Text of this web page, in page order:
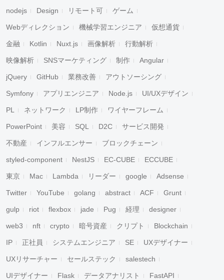
nodejs Design リモート可 ゲーム
Webディレクション 機械学習エンジニア 仮想通貨
金融 Kotlin Nuxt.js 画像解析 行動解析
映像解析 SNSマーケティング 制作 Angular
jQuery GitHub 業務改善 アウトソーシング
Symfony アプリエンジニア Node.js UI/UXデザイン
PL ネットワーク LP制作 ワイヤーフレーム
PowerPoint 美容 SQL D2C サービス開発
不動産 インフルエンサー ブロックチェーン
styled-component NestJS EC-CUBE ECCUBE
東京 Mac Lambda リーダー google Adsense
Twitter YouTube golang abstract ACF Grunt
gulp riot flexbox jade Pug 経理 designer
web3 nft crypto 暗号資産 クリプト Blockchain
IP 正社員 システムエンジニア SE UXデザイナー
UXリサーチャー セールステック salestech
UIデザイナー Flask データアナリスト FastAPI